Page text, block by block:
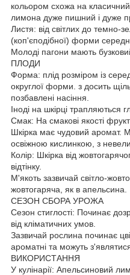
кольором схожа на
лимона дуже пишний і дуже
Листя: від світлих до темно-
(коп'єподібної) форми
Молоді пагони мають
ПЛОДИ
Форма: плід розміром із
округлої форми. з досить
позбавлені насіння.
Іноді на шкірці трапляються
Смак: На смакові якості
Шкірка має чудовий аромат.
освіжною кислинкою, з
Колір: Шкірка від
відтінку.
М'якоть зазвичай світло-
жовтогаряча, як в апельсина.
СЕЗОН СБОРА УРОЖА
Сезон стиглості: Починає
від кліматичних умов.
Зазвичай рослина починає
ароматні та можуть
ВИКОРИСТАННЯ
У кулінарії: Апельсиновий